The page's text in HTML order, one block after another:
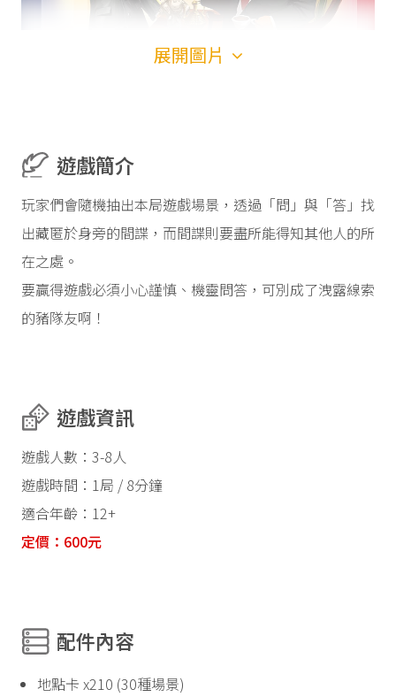
展開圖片
遊戲簡介
玩家們會隨機抽出本局遊戲場景，透過「問」與「答」找
出藏匿於身旁的間諜，而間諜則要盡所能得知其他人的所
在之處。
要贏得遊戲必須小心謹慎、機靈問答，可別成了洩露線索
的豬隊友啊！
遊戲資訊
遊戲人數：3-8人
遊戲時間：1局 / 8分鐘
適合年齡：12+
定價：600元
配件內容
地點卡 x210 (30種場景)